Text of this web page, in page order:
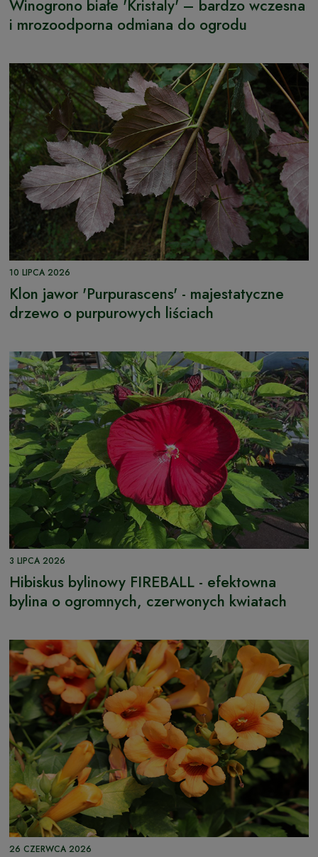
Winogrono białe 'Kristaly' – bardzo wczesna
i mrozoodporna odmiana do ogrodu
10 LIPCA 2026
Klon jawor 'Purpurascens' - majestatyczne
drzewo o purpurowych liściach
3 LIPCA 2026
Hibiskus bylinowy FIREBALL - efektowna
bylina o ogromnych, czerwonych kwiatach
26 CZERWCA 2026